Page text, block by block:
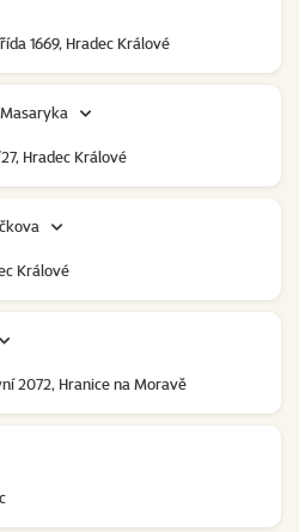
1669, Hradec Králové
Hradec Králové
Králové
2072, Hranice na Moravě